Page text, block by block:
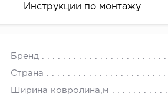
Инструкции по монтажу
Бренд
Страна
Ширина ковролина,м